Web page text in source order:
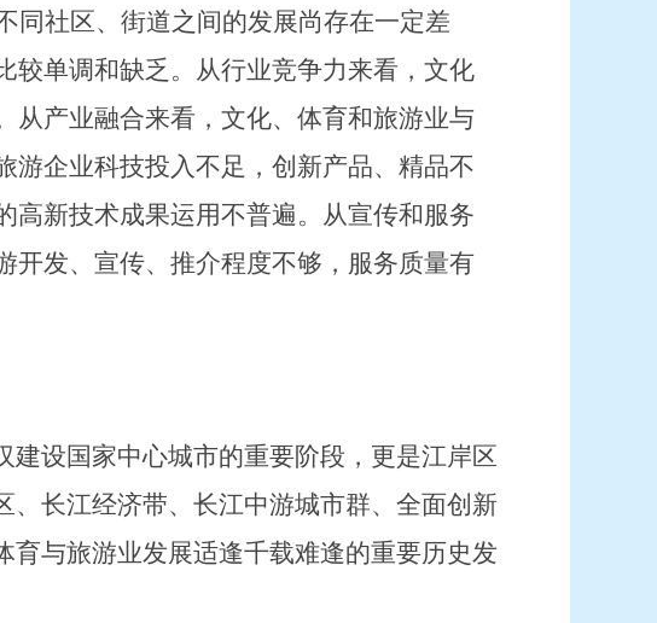
同社区、街道之间的发展尚存在一定差
较单调和缺乏。从行业竞争力来看，文化
从产业融合来看，文化、体育和旅游业与
游企业科技投入不足，创新产品、精品不
高新技术成果运用不普遍。从宣传和服务
开发、宣传、推介程度不够，服务质量有
建设国家中心城市的重要阶段，更是江岸区
、长江经济带、长江中游城市群、全面创新
育与旅游业发展适逢千载难逢的重要历史发